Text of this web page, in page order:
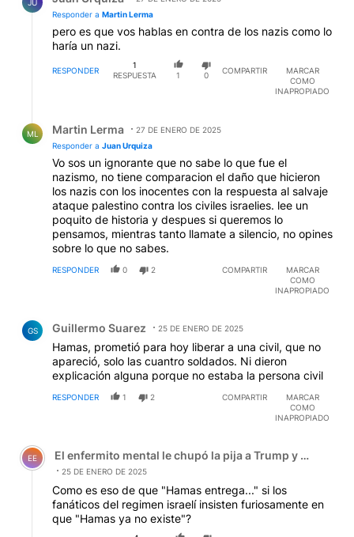
JU
Responder a Martin Lerma
pero es que vos hablas en contra de los nazis como lo
haría un nazi.
RESPONDER
1
RESPUESTA
1 0
COMPARTIR
MARCAR
COMO
INAPROPIADO
ML Martin Lerma
27 DE ENERO DE 2025
Responder a Juan Urquiza
Vo sos un ignorante que no sabe lo que fue el
nazismo, no tiene comparacion el daño que hicieron
los nazis con los inocentes con la respuesta al salvaje
ataque palestino contra los civiles israelies. lee un
poquito de historia y despues si queremos lo
pensamos, mientras tanto llamate a silencio, no opines
sobre lo que no sabes.
RESPONDER 0 2 COMPARTIR
MARCAR
COMO
INAPROPIADO
GS Guillermo Suarez 25 DE ENERO DE 2025
Hamas, prometió para hoy liberar a una civil, que no
apareció, solo las cuantro soldados. Ni dieron
explicación alguna porque no estaba la persona civil
RESPONDER 1 2 COMPARTIR
MARCAR
COMO
INAPROPIADO
Comentario de El enfermito mental le chupó la pija a
EE El enfermito mental le chupó la pija a Trump y el
25 DE ENERO DE 2025
Como es eso de que "Hamas entrega..." si los
fanáticos del regimen israelí insisten furiosamente en
que "Hamas ya no existe"?